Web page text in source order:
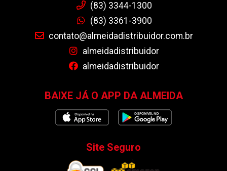
(83) 3344-1300
(83) 3361-3900
contato@almeidadistribuidor.com.br
almeidadistribuidor
almeidadistribuidor
BAIXE JÁ O APP DA ALMEIDA
Site Seguro